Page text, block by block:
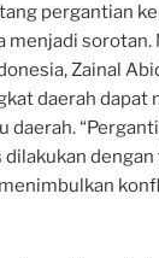
pergantian
menjadi
Zainal
daerah dapat
dengan